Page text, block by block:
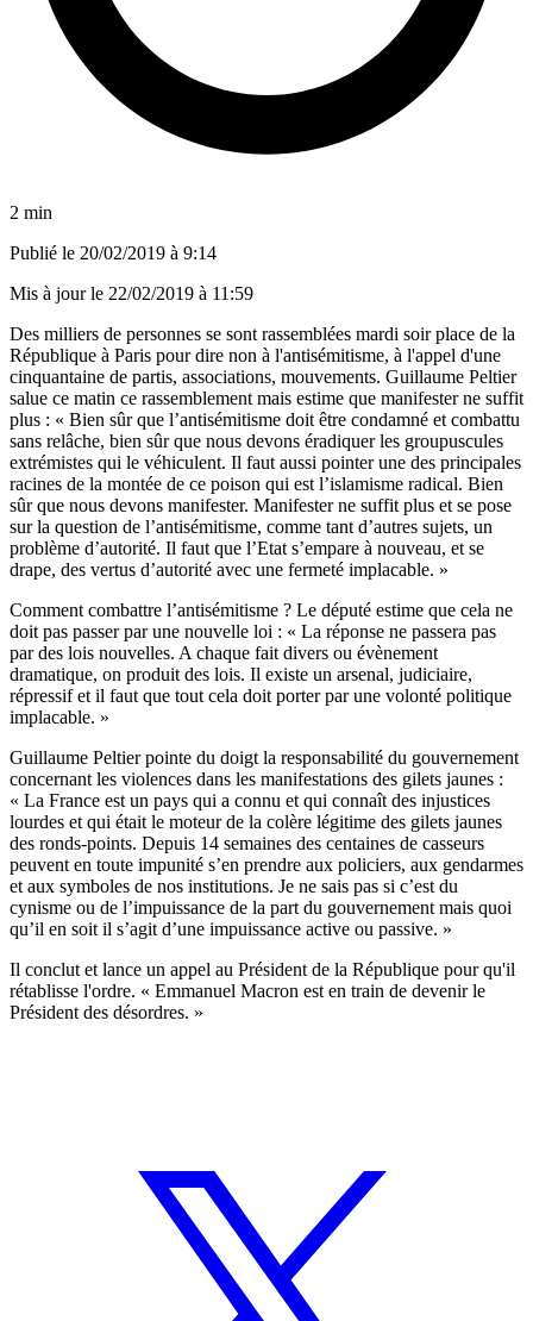
2 min
Publié le 20/02/2019 à 9:14
Mis à jour le 22/02/2019 à 11:59
Des milliers de personnes se sont rassemblées mardi soir place de la
République à Paris pour dire non à l'antisémitisme, à l'appel d'une
cinquantaine de partis, associations, mouvements. Guillaume Peltier
salue ce matin ce rassemblement mais estime que manifester ne suffit
plus : « Bien sûr que l’antisémitisme doit être condamné et combattu
sans relâche, bien sûr que nous devons éradiquer les groupuscules
extrémistes qui le véhiculent. Il faut aussi pointer une des principales
racines de la montée de ce poison qui est l’islamisme radical. Bien
sûr que nous devons manifester. Manifester ne suffit plus et se pose
sur la question de l’antisémitisme, comme tant d’autres sujets, un
problème d’autorité. Il faut que l’Etat s’empare à nouveau, et se
drape, des vertus d’autorité avec une fermeté implacable. »
Comment combattre l’antisémitisme ? Le député estime que cela ne
doit pas passer par une nouvelle loi : « La réponse ne passera pas
par des lois nouvelles. A chaque fait divers ou évènement
dramatique, on produit des lois. Il existe un arsenal, judiciaire,
répressif et il faut que tout cela doit porter par une volonté politique
implacable. »
Guillaume Peltier pointe du doigt la responsabilité du gouvernement
concernant les violences dans les manifestations des gilets jaunes :
« La France est un pays qui a connu et qui connaît des injustices
lourdes et qui était le moteur de la colère légitime des gilets jaunes
des ronds-points. Depuis 14 semaines des centaines de casseurs
peuvent en toute impunité s’en prendre aux policiers, aux gendarmes
et aux symboles de nos institutions. Je ne sais pas si c’est du
cynisme ou de l’impuissance de la part du gouvernement mais quoi
qu’il en soit il s’agit d’une impuissance active ou passive. »
Il conclut et lance un appel au Président de la République pour qu'il
rétablisse l'ordre. « Emmanuel Macron est en train de devenir le
Président des désordres. »